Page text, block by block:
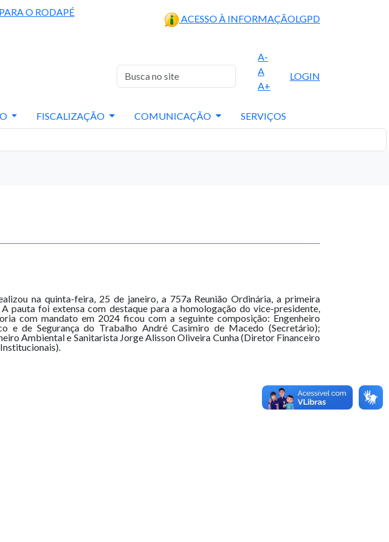
O RODAPÉ
ACESSO À INFORMAÇÃOLGPD
A-
A
A+
LOGIN
FISCALIZAÇÃO COMUNICAÇÃO SERVIÇOS
na quinta-feira, 25 de janeiro, a 757a Reunião Ordinária, a primeira
pauta foi extensa com destaque para a homologação do vice-presidente,
com mandato em 2024 ficou com a seguinte composição: Engenheiro
e de Segurança do Trabalho André Casimiro de Macedo (Secretário);
Ambiental e Sanitarista Jorge Alisson Oliveira Cunha (Diretor Financeiro